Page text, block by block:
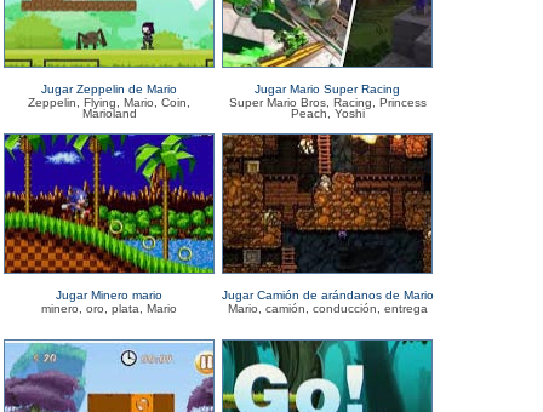
Jugar Zeppelin de Mario
Zeppelin, Flying, Mario, Coin,
Marioland
Jugar Mario Super Racing
Super Mario Bros, Racing, Princess
Peach, Yoshi
Jugar Minero mario
minero, oro, plata, Mario
Jugar Camión de arándanos de Mario
Mario, camión, conducción, entrega